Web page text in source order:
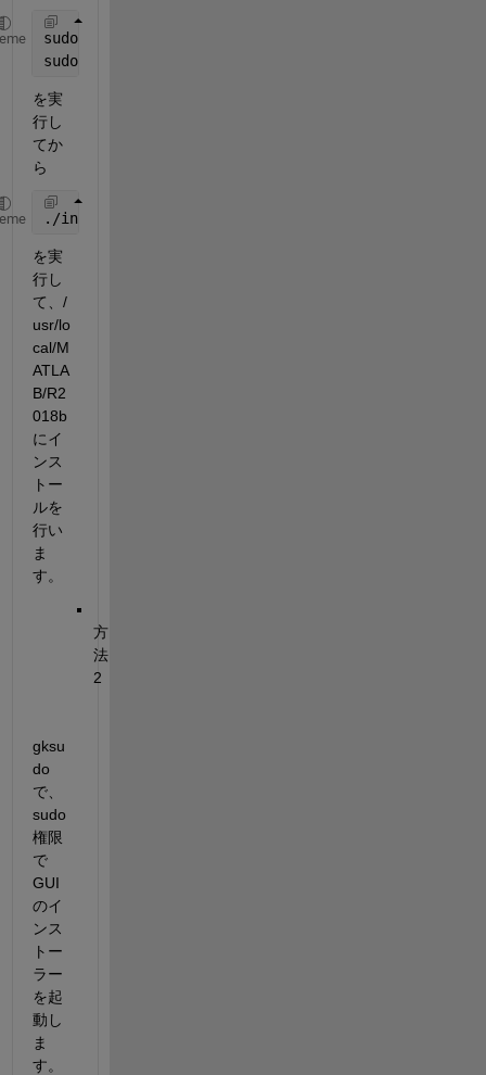
sudo
sudo
を実
行し
てか
ら
./install
を実
行し
て、/
usr/lo
cal/M
ATLA
B/R2
018b
にイ
ンス
トー
ルを
行い
ま
す。
方
法
2
gksu
do
で、
sudo
権限
で
GUI
のイ
ンス
トー
ラー
を起
動し
ま
す。